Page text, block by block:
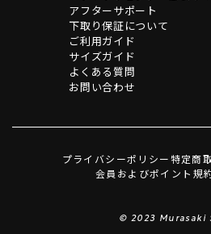
アフターサポート
下取り保証について
ご利用ガイド
サイズガイド
よくある質問
お問い合わせ
プライバシーポリシー特定商
会員およびポイント規
© 2023 Murasaki